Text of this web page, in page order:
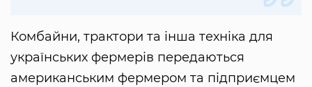
Комбайни, трактори та інша техніка для
українських фермерів передаються
американським фермером та підприємцем